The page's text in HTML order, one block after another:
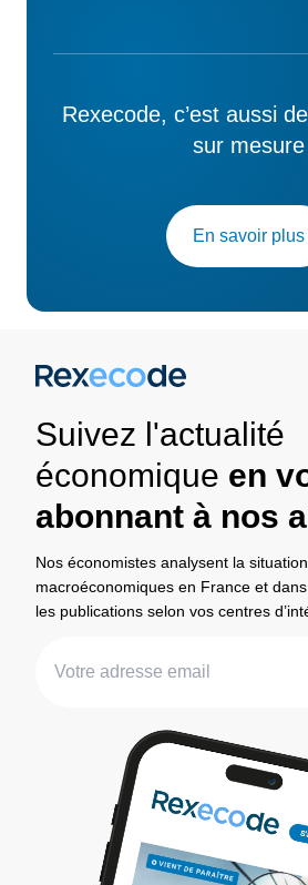
Rexecode, c’est aussi
sur mesure
En savoir plus
Suivez l'actualité
économique en
abonnant à nos
Nos économistes analysent la
macroéconomiques en France et
les publications selon vos centres